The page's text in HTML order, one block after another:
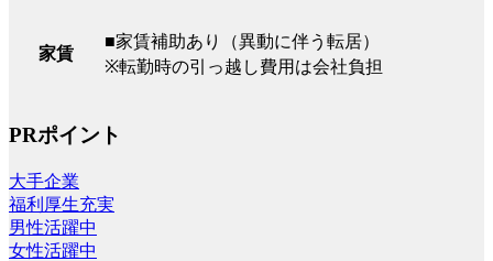
家賃
■家賃補助あり（異動に伴う転居）
※転勤時の引っ越し費用は会社負担
PRポイント
大手企業
福利厚生充実
男性活躍中
女性活躍中